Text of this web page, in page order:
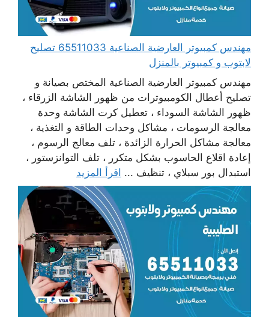
مهندس كمبيوتر العارضية الصناعية 65511033 تصليح
لابتوب و كمبيوتر بالمنزل
مهندس كمبيوتر العارضية الصناعية المختص بصيانة و
تصليح أعطال الكومبيوترات من ظهور الشاشة الزرقاء ،
ظهور الشاشة السوداء ، تعطيل كرت الشاشة وحدة
معالجة الرسومات ، مشاكل وحدات الطاقة و التغذية ،
معالجة مشاكل الحرارة الزائدة ، تلف معالج الرسوم ،
إعادة اقلاع الحاسوب بشكل متكرر ، تلف التوانزستور ،
استبدال بور سبلاي ، تنظيف ... اقرأ المزيد